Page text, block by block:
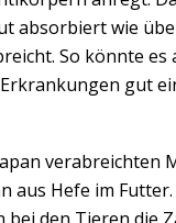
absorbiert wie
So könnte es
gut
verabreichten
aus Hefe im